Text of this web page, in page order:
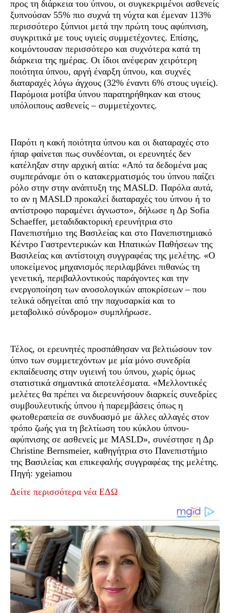
προς τη διάρκεια του ύπνου, οι συγκεκριμένοι ασθενείς
ξυπνούσαν 55% πιο συχνά τη νύχτα και έμεναν 113%
περισσότερο ξύπνιοι μετά την πρώτη τους αφύπνιση,
συγκριτικά με τους υγιείς συμμετέχοντες. Επίσης,
κοιμόντουσαν περισσότερο και συχνότερα κατά τη
διάρκεια της ημέρας. Οι ίδιοι ανέφεραν χειρότερη
ποιότητα ύπνου, αργή έναρξη ύπνου, και συχνές
διαταραχές λόγω άγχους (32% έναντι 6% στους υγιείς).
Παρόμοια μοτίβα ύπνου παρατηρήθηκαν και στους
υπόλοιπους ασθενείς – συμμετέχοντες.
Παρότι η κακή ποιότητα ύπνου και οι διαταραχές στο
ήπαρ φαίνεται πως συνδέονται, οι ερευνητές δεν
κατέληξαν στην αρχική αιτία: «Από τα δεδομένα μας
συμπεράναμε ότι ο κατακερματισμός του ύπνου παίζει
ρόλο στην στην ανάπτυξη της MASLD. Παρόλα αυτά,
το αν η MASLD προκαλεί διαταραχές του ύπνου ή το
αντίστροφο παραμένει άγνωστο», δήλωσε η Δρ Sofia
Schaeffer, μεταδιδακτορική ερευνήτρια στο
Πανεπιστήμιο της Βασιλείας και στο Πανεπιστημιακό
Κέντρο Γαστρεντερικών και Ηπατικών Παθήσεων της
Βασιλείας και αντίστοιχη συγγραφέας της μελέτης. «Ο
υποκείμενος μηχανισμός περιλαμβάνει πιθανώς τη
γενετική, περιβαλλοντικούς παράγοντες και την
ενεργοποίηση των ανοσολογικών αποκρίσεων – που
τελικά οδηγείται από την παχυσαρκία και το
μεταβολικό σύνδρομο» συμπλήρωσε.
Τέλος, οι ερευνητές προσπάθησαν να βελτιώσουν τον
ύπνο των συμμετεχόντων με μία μόνο συνεδρία
εκπαίδευσης στην υγιεινή του ύπνου, χωρίς όμως
στατιστικά σημαντικά αποτελέσματα. «Μελλοντικές
μελέτες θα πρέπει να διερευνήσουν διαρκείς συνεδρίες
συμβουλευτικής ύπνου ή παρεμβάσεις όπως η
φωτοθεραπεία σε συνδυασμό με άλλες αλλαγές στον
τρόπο ζωής για τη βελτίωση του κύκλου ύπνου-
αφύπνισης σε ασθενείς με MASLD», συνέστησε η Δρ
Christine Bernsmeier, καθηγήτρια στο Πανεπιστήμιο
της Βασιλείας και επικεφαλής συγγραφέας της μελέτης.
Πηγή: ygeiamou
Δείτε περισσότερα νέα ΕΔΩ